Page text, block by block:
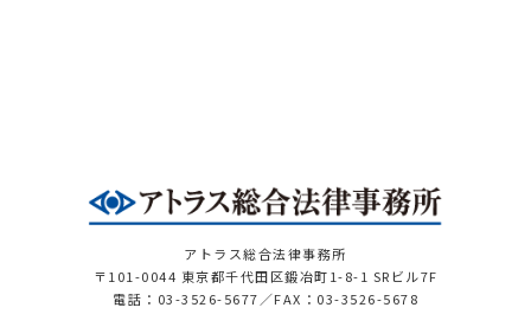
アトラス総合法律事務所
〒101-0044 東京都千代田区鍛冶町1-8-1 SRビル7F
電話：03-3526-5677／FAX：03-3526-5678